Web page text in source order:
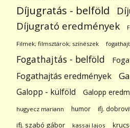
Díjugratás - belföld
Díjugrató eredmények
Filmek; filmsztárok; színészek
Fogathajtás - belföld
Fogathajtás eredmények
Galopp - külföld Galopp
hugyecz mariann humor ifj.
ifj. szabó gábor kassai lajos